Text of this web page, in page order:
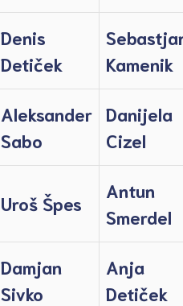
Denis
Detiček
Kamenik
Aleksander
Sabo
Danijela
Cizel
Uroš Špes
Antun
Smerdel
Damjan
Sivko
Anja
Detiček